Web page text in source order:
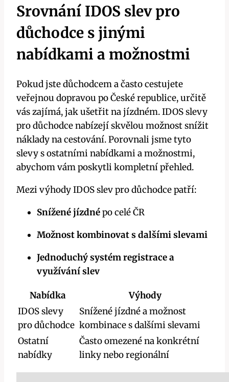
Srovnání IDOS slev pro
důchodce s⁤ jinými
nabídkami a možnostmi
Pokud⁤ jste důchodcem a často cestujete
veřejnou dopravou po České republice, určitě‌
vás zajímá, jak ušetřit na jízdném. IDOS‌ slevy ​
pro důchodce nabízejí skvělou možnost snížit
⁣náklady na ⁢cestování. ​Porovnali jsme‍ tyto
slevy s ostatními nabídkami‌ a možnostmi,
abychom vám poskytli kompletní⁣ přehled.
Mezi výhody IDOS ‍slev pro důchodce patří:
Snížené jízdné⁤po celé ČR
Možnost⁢ kombinovat s dalšími slevami
Jednoduchý systém ‌registrace a
⁣využívání ‌slev
Nabídka
Výhody
IDOS slevy⁣
pro důchodce
Snížené ⁣jízdné a možnost
kombinace s dalšími slevami
Ostatní
nabídky
Často omezené⁣ na konkrétní
linky nebo regionální